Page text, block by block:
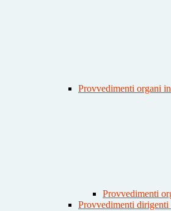
Provvedimenti organi
Provvedimenti
Provvedimenti